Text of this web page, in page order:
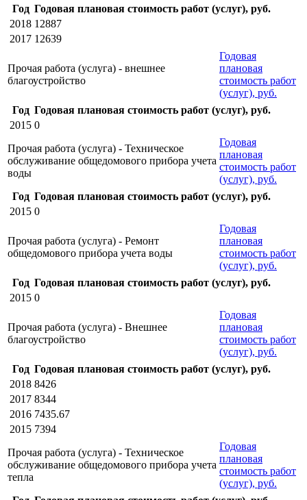
Год Годовая плановая стоимость работ (услуг), руб.
2018 12887
2017 12639
Прочая работа (услуга) - внешнее
благоустройство
Годовая
плановая
стоимость работ
(услуг), руб.
Год Годовая плановая стоимость работ (услуг), руб.
2015 0
Прочая работа (услуга) - Техническое
обслуживание общедомового прибора учета
воды
Годовая
плановая
стоимость работ
(услуг), руб.
Год Годовая плановая стоимость работ (услуг), руб.
2015 0
Прочая работа (услуга) - Ремонт
общедомового прибора учета воды
Годовая
плановая
стоимость работ
(услуг), руб.
Год Годовая плановая стоимость работ (услуг), руб.
2015 0
Прочая работа (услуга) - Внешнее
благоустройство
Годовая
плановая
стоимость работ
(услуг), руб.
Год Годовая плановая стоимость работ (услуг), руб.
2018 8426
2017 8344
2016 7435.67
2015 7394
Прочая работа (услуга) - Техническое
обслуживание общедомового прибора учета
тепла
Годовая
плановая
стоимость работ
(услуг), руб.